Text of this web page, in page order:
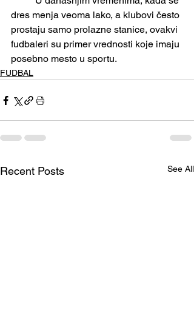
dres menja veoma lako, a klubovi često
prostaju samo prolazne stanice, ovakvi
fudbaleri su primer vrednosti koje imaju
posebno mesto u sportu.
FUDBAL
Recent Posts See All